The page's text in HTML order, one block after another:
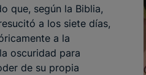
que, según la Biblia,
a los siete días,
a la
oscuridad para
de su propia